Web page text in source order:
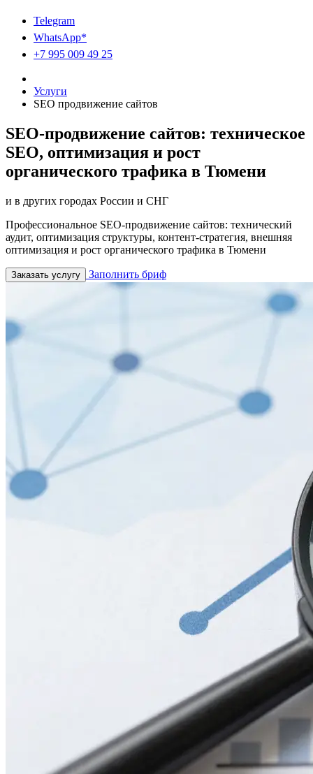
Telegram
WhatsApp*
+7 995 009 49 25
Услуги
SEO продвижение сайтов
SEO-продвижение сайтов: техническое
SEO, оптимизация и рост
органического трафика в Тюмени
и в других городах России и СНГ
Профессиональное SEO-продвижение сайтов: технический
аудит, оптимизация структуры, контент-стратегия, внешняя
оптимизация и рост органического трафика в Тюмени
Заказать услугу Заполнить бриф